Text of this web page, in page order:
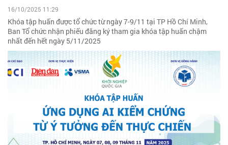
16/10/2025 11:29
Khóa tập huấn được tổ chức từ ngày 7-9/11 tại TP Hồ Chí Minh,
Ban Tổ chức nhận phiếu đăng ký tham gia khóa tập huấn chậm
nhất đến hết ngày 5/11/2025